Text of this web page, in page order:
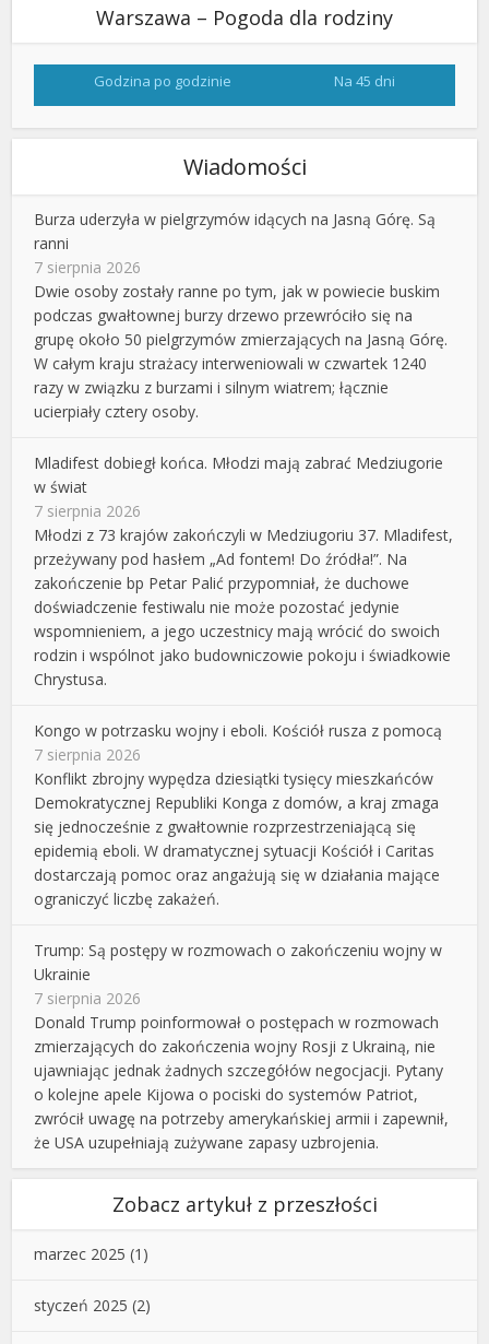
Warszawa – Pogoda dla rodziny
Godzina po godzinie Na 45 dni
Wiadomości
Burza uderzyła w pielgrzymów idących na Jasną Górę. Są
ranni
7 sierpnia 2026
Dwie osoby zostały ranne po tym, jak w powiecie buskim
podczas gwałtownej burzy drzewo przewróciło się na
grupę około 50 pielgrzymów zmierzających na Jasną Górę.
W całym kraju strażacy interweniowali w czwartek 1240
razy w związku z burzami i silnym wiatrem; łącznie
ucierpiały cztery osoby.
Mladifest dobiegł końca. Młodzi mają zabrać Medziugorie
w świat
7 sierpnia 2026
Młodzi z 73 krajów zakończyli w Medziugoriu 37. Mladifest,
przeżywany pod hasłem „Ad fontem! Do źródła!”. Na
zakończenie bp Petar Palić przypomniał, że duchowe
doświadczenie festiwalu nie może pozostać jedynie
wspomnieniem, a jego uczestnicy mają wrócić do swoich
rodzin i wspólnot jako budowniczowie pokoju i świadkowie
Chrystusa.
Kongo w potrzasku wojny i eboli. Kościół rusza z pomocą
7 sierpnia 2026
Konflikt zbrojny wypędza dziesiątki tysięcy mieszkańców
Demokratycznej Republiki Konga z domów, a kraj zmaga
się jednocześnie z gwałtownie rozprzestrzeniającą się
epidemią eboli. W dramatycznej sytuacji Kościół i Caritas
dostarczają pomoc oraz angażują się w działania mające
ograniczyć liczbę zakażeń.
Trump: Są postępy w rozmowach o zakończeniu wojny w
Ukrainie
7 sierpnia 2026
Donald Trump poinformował o postępach w rozmowach
zmierzających do zakończenia wojny Rosji z Ukrainą, nie
ujawniając jednak żadnych szczegółów negocjacji. Pytany
o kolejne apele Kijowa o pociski do systemów Patriot,
zwrócił uwagę na potrzeby amerykańskiej armii i zapewnił,
że USA uzupełniają zużywane zapasy uzbrojenia.
Zobacz artykuł z przeszłości
marzec 2025 (1)
styczeń 2025 (2)